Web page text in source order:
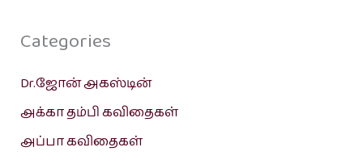
Categories
Dr.ஜோன் அகஸ்டின்
அக்கா தம்பி கவிதைகள்
அப்பா கவிதைகள்